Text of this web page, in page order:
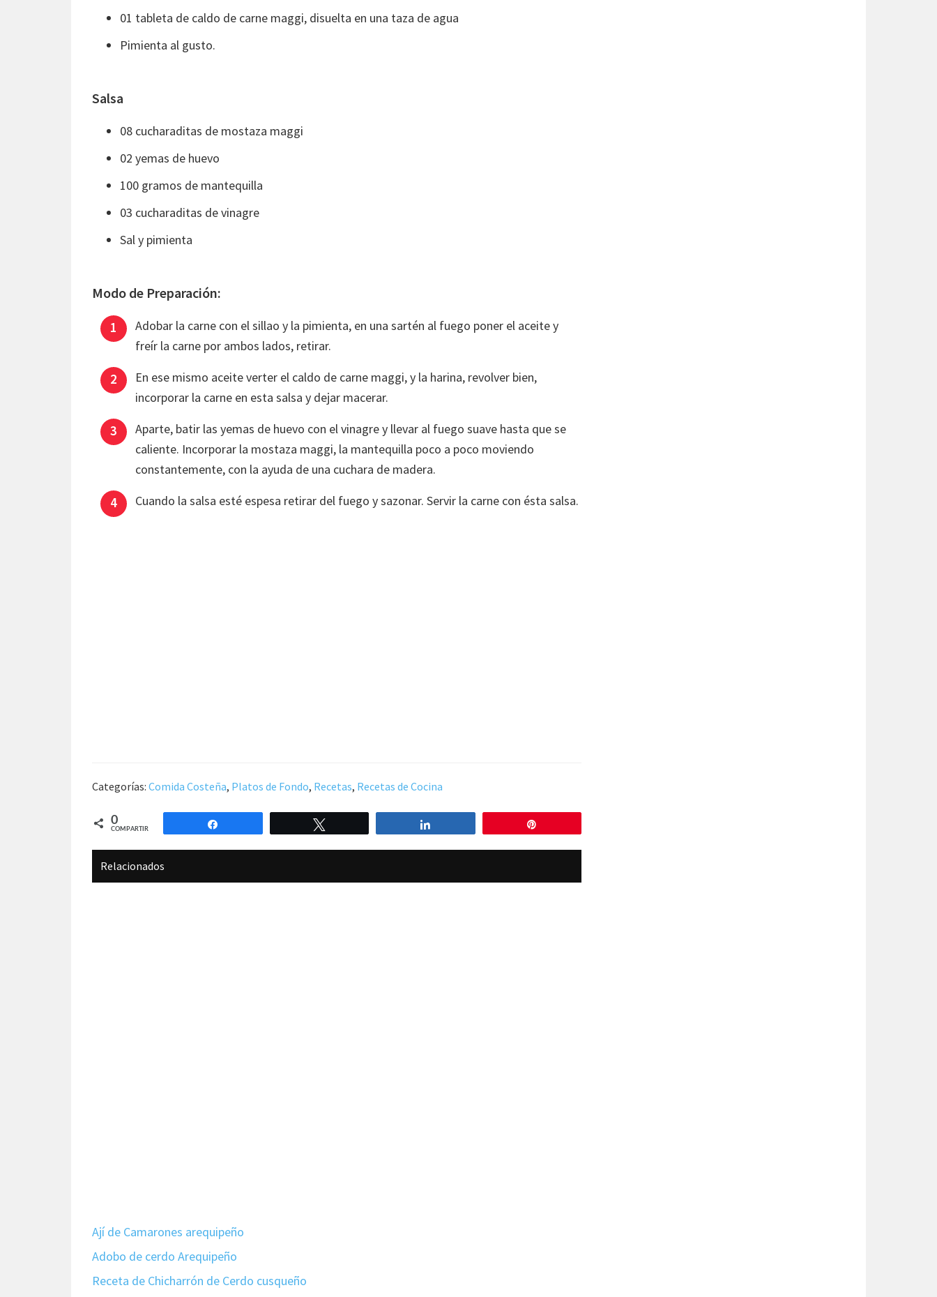
01 tableta de caldo de carne maggi, disuelta en una taza de agua
Pimienta al gusto.
Salsa
08 cucharaditas de mostaza maggi
02 yemas de huevo
100 gramos de mantequilla
03 cucharaditas de vinagre
Sal y pimienta
Modo de Preparación:
Adobar la carne con el sillao y la pimienta, en una sartén al fuego poner el aceite y
freír la carne por ambos lados, retirar.
En ese mismo aceite verter el caldo de carne maggi, y la harina, revolver bien,
incorporar la carne en esta salsa y dejar macerar.
Aparte, batir las yemas de huevo con el vinagre y llevar al fuego suave hasta que se
caliente. Incorporar la mostaza maggi, la mantequilla poco a poco moviendo
constantemente, con la ayuda de una cuchara de madera.
Cuando la salsa esté espesa retirar del fuego y sazonar. Servir la carne con ésta salsa.
Categorías: Comida Costeña, Platos de Fondo, Recetas, Recetas de Cocina
0
COMPARTIR
Relacionados
Ají de Camarones arequipeño
Adobo de cerdo Arequipeño
Receta de Chicharrón de Cerdo cusqueño